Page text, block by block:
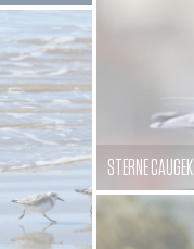
STERNE CAUGEK